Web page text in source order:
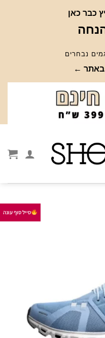
כבר כאן
נבחרים
באתר ←
סייל סוף עונה